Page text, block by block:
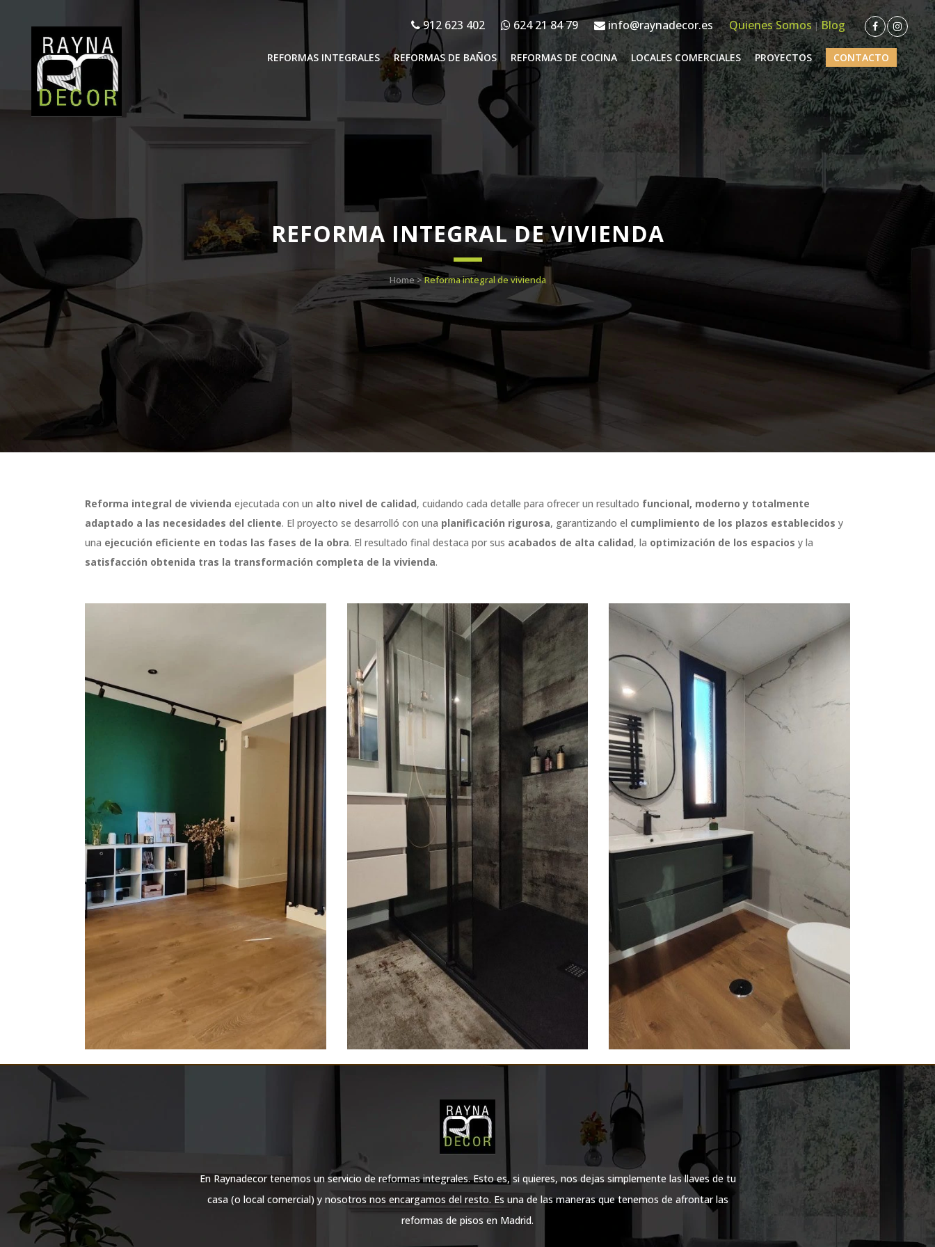
912 623 402 624 21 84 79 info@raynadecor.es Quienes Somos|Blog
REFORMAS INTEGRALES REFORMAS DE BAÑOS REFORMAS DE COCINA LOCALES COMERCIALES PROYECTOS CONTACTO
REFORMA INTEGRAL DE VIVIENDA
Home>Reforma integral de vivienda
Reforma integral de vivienda ejecutada con un alto nivel de calidad, cuidando cada detalle para ofrecer un resultado funcional, moderno y totalmente
adaptado a las necesidades del cliente. El proyecto se desarrolló con una planificación rigurosa, garantizando el cumplimiento de los plazos establecidos y
una ejecución eficiente en todas las fases de la obra. El resultado final destaca por sus acabados de alta calidad, la optimización de los espacios y la
satisfacción obtenida tras la transformación completa de la vivienda.
En Raynadecor tenemos un servicio de reformas integrales. Esto es, si quieres, nos dejas simplemente las llaves de tu
casa (o local comercial) y nosotros nos encargamos del resto. Es una de las maneras que tenemos de afrontar las
reformas de pisos en Madrid.